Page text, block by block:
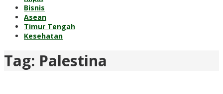
Bisnis
Asean
Timur Tengah
Kesehatan
Tag: Palestina